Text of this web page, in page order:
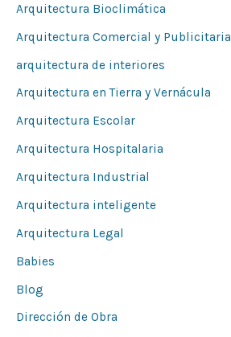
:
Arquitectura Bioclimática
Arquitectura Comercial y Publicitaria
arquitectura de interiores
Arquitectura en Tierra y Vernácula
Arquitectura Escolar
Arquitectura Hospitalaria
Arquitectura Industrial
Arquitectura inteligente
Arquitectura Legal
Babies
Blog
Dirección de Obra